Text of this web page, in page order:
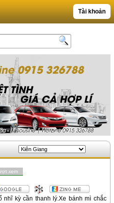
Tài khoản
xem
nhĩ kỳ cần thanh lý.Xe bánh mì chắc